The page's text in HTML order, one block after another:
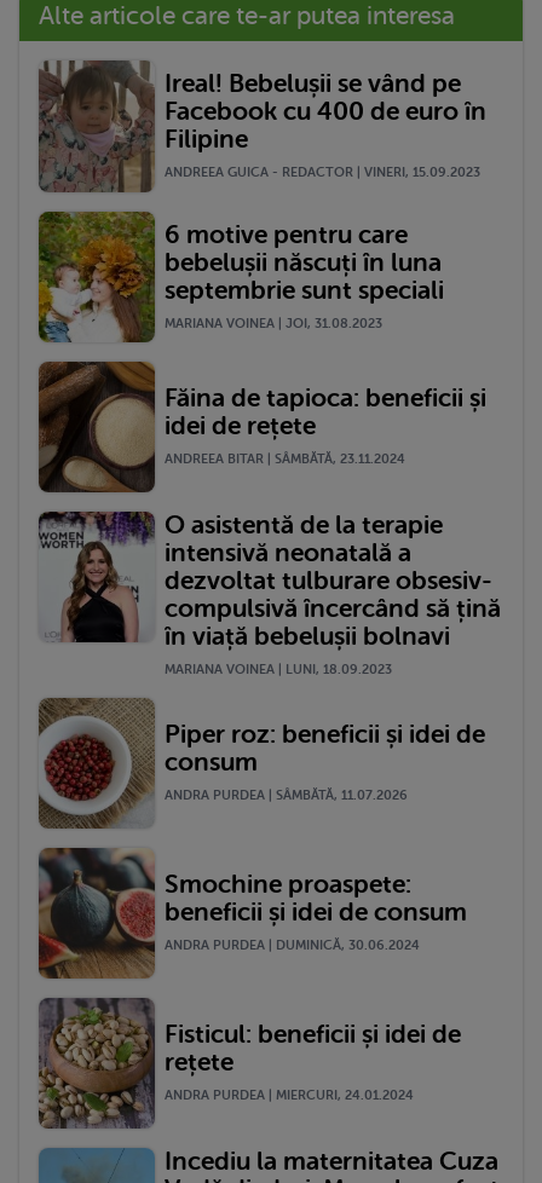
Alte articole care te-ar putea interesa
Ireal! Bebelușii se vând pe
Facebook cu 400 de euro în
Filipine
ANDREEA GUICA - REDACTOR | VINERI, 15.09.2023
6 motive pentru care
bebelușii născuți în luna
septembrie sunt speciali
MARIANA VOINEA | JOI, 31.08.2023
Făina de tapioca: beneficii și
idei de rețete
ANDREEA BITAR | SÂMBĂTĂ, 23.11.2024
O asistentă de la terapie
intensivă neonatală a
dezvoltat tulburare obsesiv-
compulsivă încercând să țină
în viață bebelușii bolnavi
MARIANA VOINEA | LUNI, 18.09.2023
Piper roz: beneficii și idei de
consum
ANDRA PURDEA | SÂMBĂTĂ, 11.07.2026
Smochine proaspete:
beneficii și idei de consum
ANDRA PURDEA | DUMINICĂ, 30.06.2024
Fisticul: beneficii și idei de
rețete
ANDRA PURDEA | MIERCURI, 24.01.2024
Incediu la maternitatea Cuza